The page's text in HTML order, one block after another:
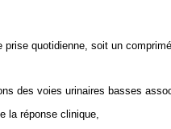
quotidienne, soit un
des voies urinaires basses
la réponse clinique,